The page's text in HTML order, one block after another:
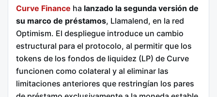
Curve Finance ha lanzado la segunda versión de
su marco de préstamos, Llamalend, en la red
Optimism. El despliegue introduce un cambio
estructural para el protocolo, al permitir que los
tokens de los fondos de liquidez (LP) de Curve
funcionen como colateral y al eliminar las
limitaciones anteriores que restringían los pares